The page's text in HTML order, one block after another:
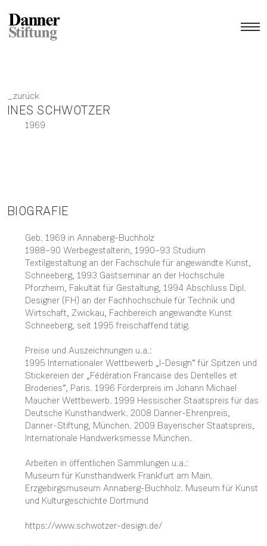
zurück
INES SCHWOTZER
1969
BIOGRAFIE
Geb. 1969 in Annaberg-Buchholz
1988–90 Werbegestalterin, 1990–93 Studium
Textilgestaltung an der Fachschule für angewandte Kunst,
Schneeberg, 1993 Gastseminar an der Hochschule
Pforzheim, Fakultät für Gestaltung, 1994 Abschluss Dipl.
Designer (FH) an der Fachhochschule für Technik und
Wirtschaft, Zwickau, Fachbereich angewandte Kunst
Schneeberg, seit 1995 freischaffend tätig.
Preise und Auszeichnungen u.a.:
1995 Internationaler Wettbewerb „I-Design“ für Spitzen und
Stickereien der „Fédération Francaise des Dentelles et
Broderies“, Paris. 1996 Förderpreis im Johann Michael
Maucher Wettbewerb. 1999 Hessischer Staatspreis für das
Deutsche Kunsthandwerk. 2008 Danner-Ehrenpreis,
Danner-Stiftung, München. 2009 Bayerischer Staatspreis,
Internationale Handwerksmesse München.
Arbeiten in öffentlichen Sammlungen u.a.:
Museum für Kunsthandwerk Frankfurt am Main.
Erzgebirgsmuseum Annaberg-Buchholz. Museum für Kunst
und Kulturgeschichte Dortmund
https://www.schwotzer-design.de/